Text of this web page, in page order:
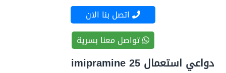
اتصل بنا الان
تواصل معنا بسرية
دواعي استعمال imipramine 25